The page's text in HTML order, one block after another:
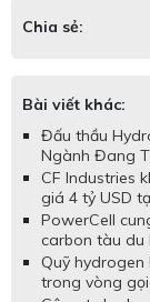
Chia sẻ:
Bài viết khác:
Đấu thầu
Ngành Đang
CF Industries
giá 4 tỷ USD
PowerCell
carbon tàu du
Quỹ hydrogen
trong vòng